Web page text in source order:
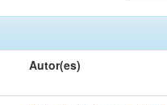
Autor(es)